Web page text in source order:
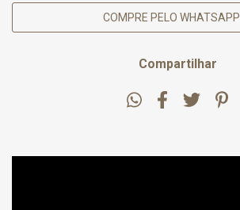
COMPRE PELO WHATSAPP
Compartilhar